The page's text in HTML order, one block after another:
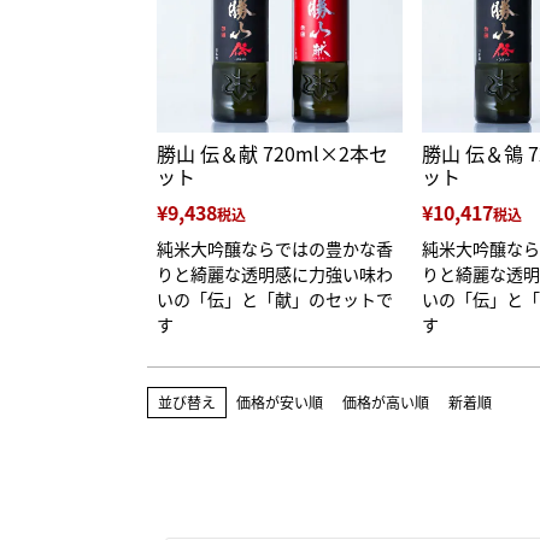
勝山 伝＆献 720ml×2本セ
ット
¥9,438税込
純米大吟醸ならではの豊かな香
りと綺麗な透明感に力強い味わ
いの「伝」と「献」のセットで
す
勝山 伝＆鴒
ット
¥10,417税込
純米大吟醸な
りと綺麗な透
いの「伝」と
す
並び替え 価格が安い順 価格が高い順 新着順